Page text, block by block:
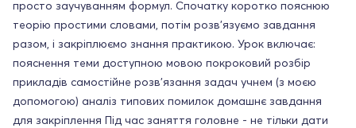
просто заучуванням формул. Спочатку коротко пояснюю
теорію простими словами, потім розв'язуємо завдання
разом, і закріплюємо знання практикою. Урок включає:
пояснення теми доступною мовою покроковий розбір
прикладів самостійне розв'язання задач учнем (з моєю
допомогою) аналіз типових помилок домашнє завдання
для закріплення Під час заняття головне - не тільки дати